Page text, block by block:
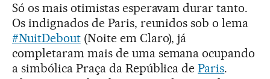
Só os mais otimistas esperavam durar tanto.
Os indignados de Paris, reunidos sob o lema
#NuitDebout(Noite em Claro), já
completaram mais de uma semana ocupando
a simbólica Praça da República deParis.